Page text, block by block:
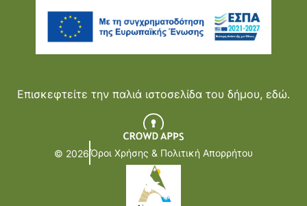
Επισκεφτείτε την παλιά ιστοσελίδα του δήμου, εδώ.
© 2026Όροι Χρήσης & Πολιτική Απορρήτου